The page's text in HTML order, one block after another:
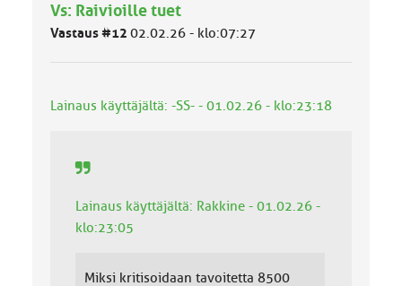
ä
l
a
Vs: Raivioille tuet
Vastaus #12 02.02.26 - klo:07:27
Lainaus käyttäjältä: -SS- - 01.02.26 - klo:23:18
Lainaus käyttäjältä: Rakkine - 01.02.26 -
klo:23:05
Miksi kritisoidaan tavoitetta 8500